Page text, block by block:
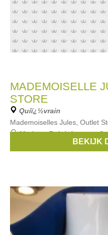
MADEMOISELLE
STORE
Quiï¿½vrain
Mademoiselles Jules, Outlet
Merken:Ralph Lauren,
BEKIJK